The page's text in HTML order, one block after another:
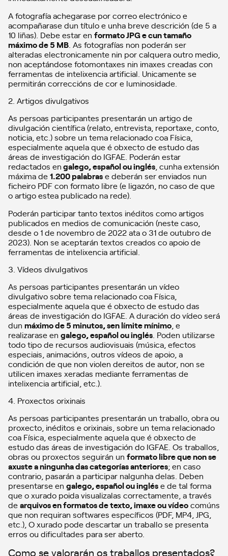
A fotografía achegarase por correo electrónico e
acompañarase dun título e unha breve descrición (de 5 a
10 liñas). Debe estar en formato JPG e cun tamaño
máximo de 5 MB . As fotografías non poderán ser
alteradas electronicamente nin por calquera outro medio,
non aceptándose fotomontaxes nin imaxes creadas con
ferramentas de intelixencia artificial. Unicamente se
permitirán correccións de cor e luminosidade.
2. Artigos divulgativos
As persoas participantes presentarán un artigo de
divulgación científica (relato, entrevista, reportaxe, conto,
noticia, etc.) sobre un tema relacionado coa Física,
especialmente aquela que é obxecto de estudo das
áreas de investigación do IGFAE. Poderán estar
redactados engalego, español ou inglés , cunha extensión
máxima de1.200 palabrase deberán ser enviados nun
ficheiro PDF con formato libre (e ligazón, no caso de que
o artigo estea publicado na rede).
Poderán participar tanto textos inéditos como artigos
publicados en medios de comunicación (neste caso,
desde o 1 de novembro de 2022 ata o 31 de outubro de
2023). Non se aceptarán textos creados co apoio de
ferramentas de intelixencia artificial.
3. Vídeos divulgativos
As persoas participantes presentarán un vídeo
divulgativo sobre tema relacionado coa Física,
especialmente aquela que é obxecto de estudo das
áreas de investigación do IGFAE. A duración do vídeo será
dun máximo de 5 minutos, sen límite mínimo , e
realizarase en galego, español ou inglés . Poden utilizarse
todo tipo de recursos audiovisuais (música, efectos
especiais, animacións, outros vídeos de apoio, a
condición de que non violen dereitos de autor, non se
utilicen imaxes xeradas mediante ferramentas de
intelixencia artificial, etc.).
4. Proxectos orixinais
As persoas participantes presentarán un traballo, obra ou
proxecto, inéditos e orixinais, sobre un tema relacionado
coa Física, especialmente aquela que é obxecto de
estudo das áreas de investigación do IGFAE. Os traballos,
obras ou proxectos seguirán un formato libre que non se
axuste a ningunha das categorías anteriores; en caso
contrario, pasarán a participar nalgunha delas. Deben
presentarse en galego, español ou inglése de tal forma
que o xurado poida visualizalas correctamente, a través
dearquivos en formatos de texto, imaxe ou vídeocomúns
que non requiran softwares específicos (PDF, MP4, JPG,
etc.), O xurado pode descartar un traballo se presenta
erros ou dificultades para ser aberto.
Como se valorarán os traballos presentados?